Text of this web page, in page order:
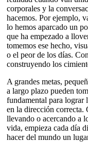
corporales y la
hacemos. Por ejemplo,
lo hemos aparcado un
que ha empezado a
tomemos ese hecho,
o el peor de los días.
construyendo los
A grandes metas,
a largo plazo pueden
fundamental para lograr
en la dirección correcta.
llevando o acercando a
vida, empieza cada día
hacer del mundo un